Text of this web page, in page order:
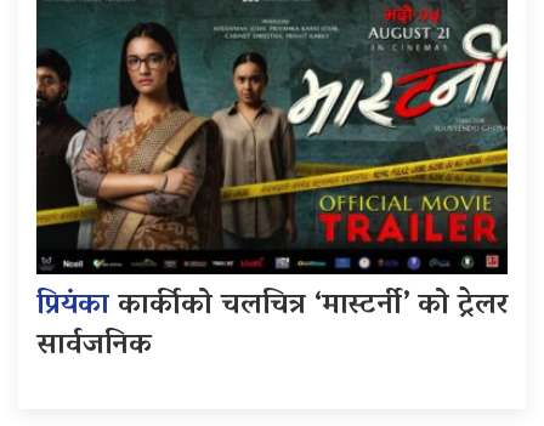
प्रियंकाकार्कीको चलचित्र ‘मास्टर्नी’ को ट्रेलर
सार्वजनिक